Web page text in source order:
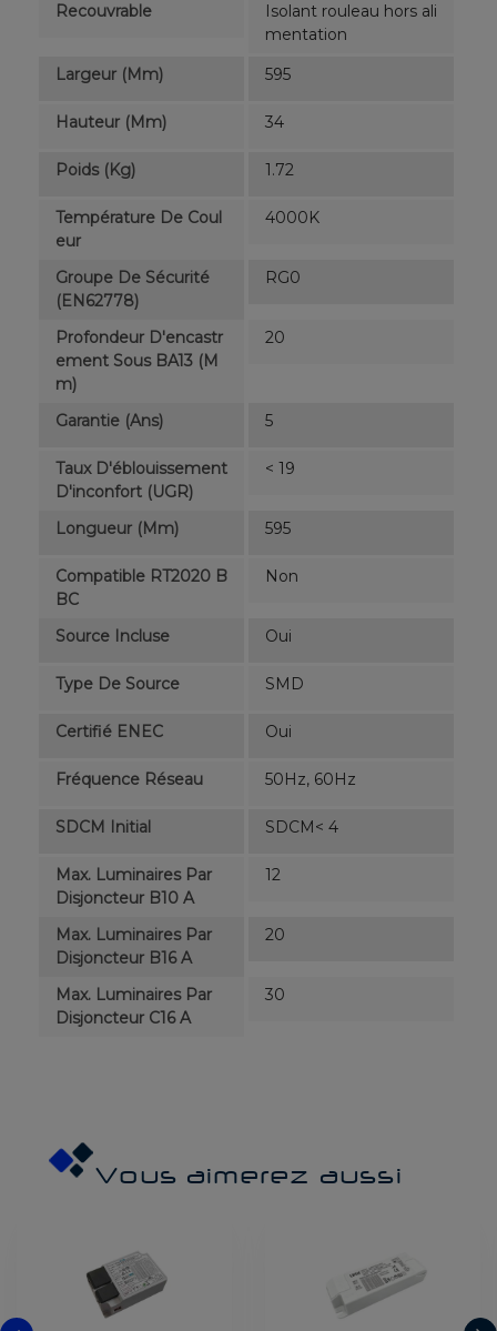
Recouvrable
Isolant rouleau hors ali
mentation
Largeur (mm)
595
Hauteur (mm) 34
Poids (kg) 1.72
Température De Coul
Eur
4000K
Groupe De Sécurité
(EN62778)
RG0
Profondeur D'encastr
Ement Sous BA13 (m
M)
20
Garantie (ans) 5
Taux D'éblouissement
D'inconfort (UGR)
< 19
Longueur (mm) 595
Compatible RT2020 B
BC
Non
Source Incluse Oui
Type De Source SMD
Certifié ENEC Oui
Fréquence Réseau 50Hz, 60Hz
SDCM Initial SDCM< 4
Max. Luminaires Par
Disjoncteur B10 A
12
Max. Luminaires Par
Disjoncteur B16 A
20
Max. Luminaires Par
Disjoncteur C16 A
30
Vous aimerez aussi